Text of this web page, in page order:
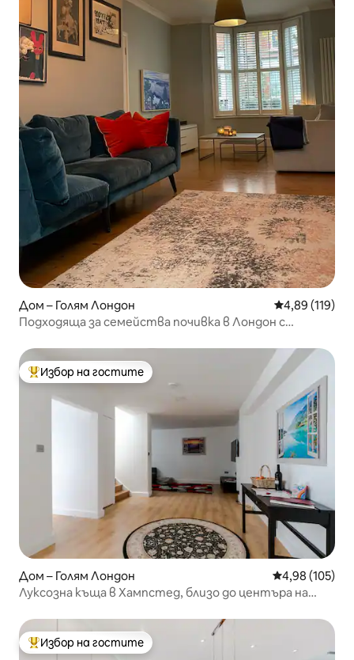
Дом – Голям Лондон Средна
4,89 (119)
Подходяща за семейства почивка в Лондон с
Най-популярен избор на гостите
Избор на гостите
Дом – Голям Лондон Средна
4,98 (105)
Луксозна къща в Хампстед, близо до центъра на
Най-популярен избор на гостите
Избор на гостите